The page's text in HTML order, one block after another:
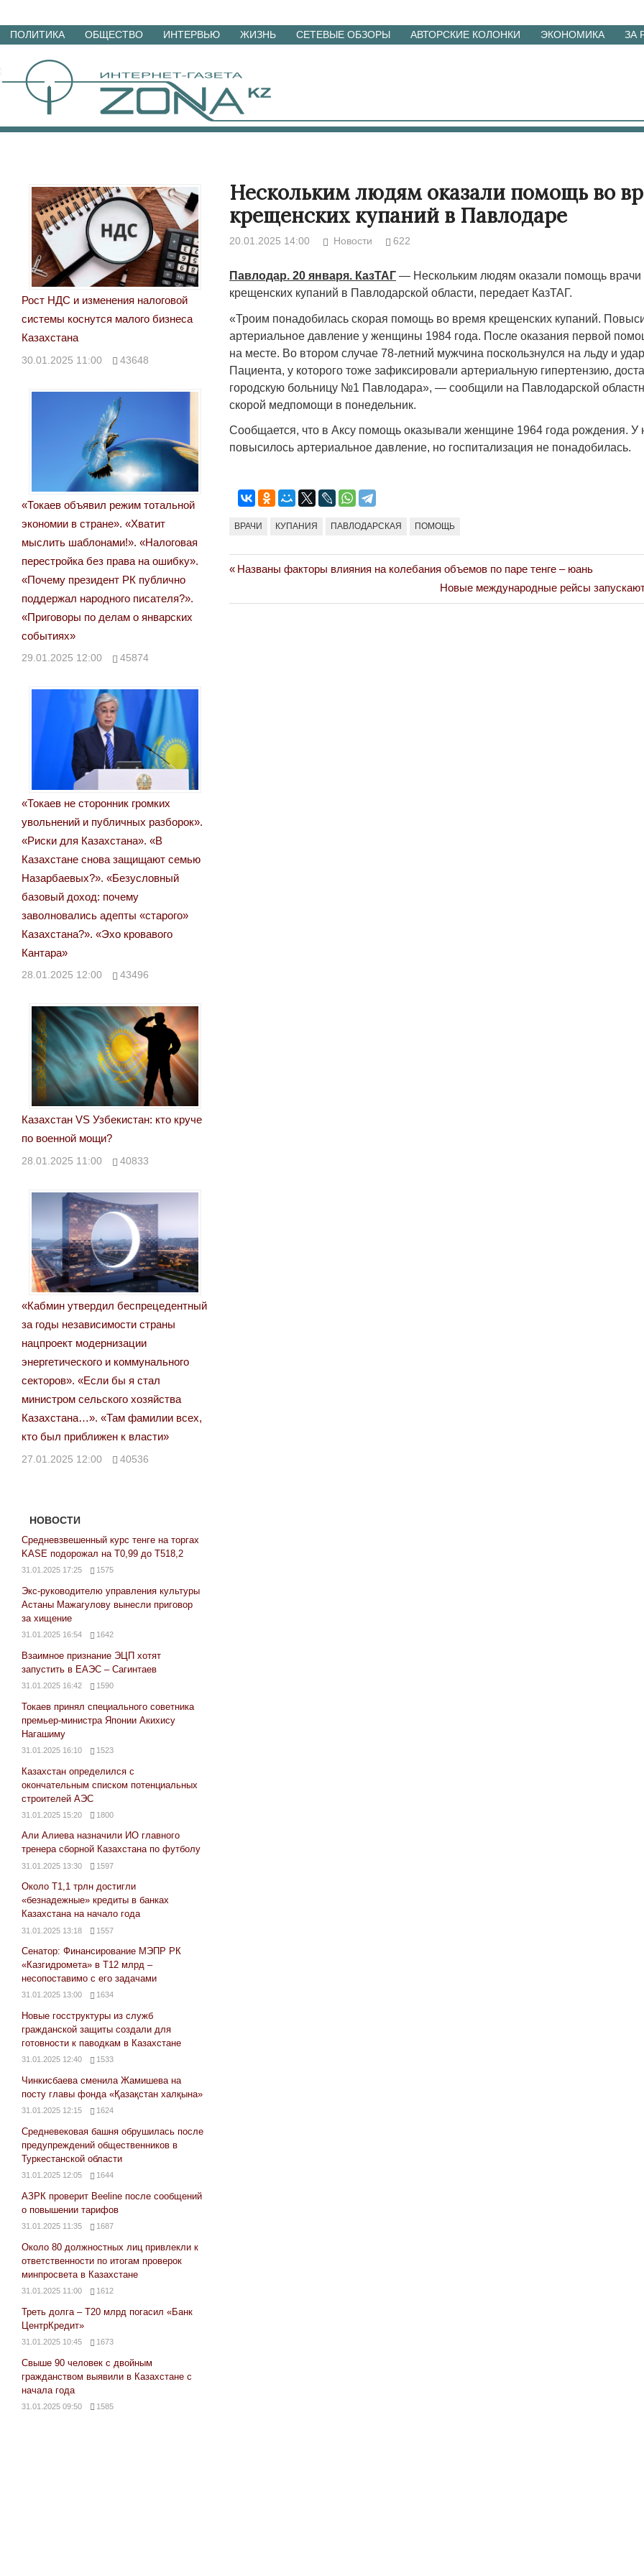
Перейти
материалам
ПОЛИТИКА ОБЩЕСТВО ИНТЕРВЬЮ ЖИЗНЬ СЕТЕВЫЕ ОБЗОРЫ АВТОРСКИЕ КОЛОНКИ ЭКОНОМИКА ЗА
Нескольким людям оказали помощь во
крещенских купаний в Павлодаре
20.01.2025 14:00 Новости 622
Павлодар. 20 января. КазТАГ — Нескольким людям оказали помощь врачи
крещенских купаний в Павлодарской области, передает КазТАГ.
«Троим понадобилась скорая помощь во время крещенских купаний.
артериальное давление у женщины 1984 года. После оказания первой
на месте. Во втором случае 78-летний мужчина поскользнулся на льду и
Пациента, у которого тоже зафиксировали артериальную гипертензию,
городскую больницу №1 Павлодара», — сообщили на Павлодарской
скорой медпомощи в понедельник.
Сообщается, что в Аксу помощь оказывали женщине 1964 года рождения. У
повысилось артериальное давление, но госпитализация не понадобилась.
ВРАЧИ КУПАНИЯ ПАВЛОДАРСКАЯ ПОМОЩЬ
Навигация
по
Previous
Названы факторы влияния на колебания объемов по паре тенге – юань
Next
Post:
Новые международные рейсы
Рост НДС и изменения налоговой
системы коснутся малого бизнеса
Казахстана
30.01.2025 11:00 43648
«Токаев объявил режим тотальной
экономии в стране». «Хватит
мыслить шаблонами!». «Налоговая
перестройка без права на ошибку».
«Почему президент РК публично
поддержал народного писателя?».
«Приговоры по делам о январских
событиях»
29.01.2025 12:00 45874
«Токаев не сторонник громких
увольнений и публичных разборок».
«Риски для Казахстана». «В
Казахстане снова защищают семью
Назарбаевых?». «Безусловный
базовый доход: почему
заволновались адепты «старого»
Казахстана?». «Эхо кровавого
Кантара»
28.01.2025 12:00 43496
Казахстан VS Узбекистан: кто круче
по военной мощи?
28.01.2025 11:00 40833
«Кабмин утвердил беспрецедентный
за годы независимости страны
нацпроект модернизации
энергетического и коммунального
секторов». «Если бы я стал
министром сельского хозяйства
Казахстана…». «Там фамилии всех,
кто был приближен к власти»
27.01.2025 12:00 40536
НОВОСТИ
Средневзвешенный курс тенге на торгах
KASE подорожал на Т0,99 до Т518,2
31.01.2025 17:25 1575
Экс-руководителю управления культуры
Астаны Мажагулову вынесли приговор
за хищение
31.01.2025 16:54 1642
Взаимное признание ЭЦП хотят
запустить в ЕАЭС – Сагинтаев
31.01.2025 16:42 1590
Токаев принял специального советника
премьер-министра Японии Акихису
Нагашиму
31.01.2025 16:10 1523
Казахстан определился с
окончательным списком потенциальных
строителей АЭС
31.01.2025 15:20 1800
Али Алиева назначили ИО главного
тренера сборной Казахстана по футболу
31.01.2025 13:30 1597
Около Т1,1 трлн достигли
«безнадежные» кредиты в банках
Казахстана на начало года
31.01.2025 13:18 1557
Сенатор: Финансирование МЭПР РК
«Казгидромета» в Т12 млрд –
несопоставимо с его задачами
31.01.2025 13:00 1634
Новые госструктуры из служб
гражданской защиты создали для
готовности к паводкам в Казахстане
31.01.2025 12:40 1533
Чинкисбаева сменила Жамишева на
посту главы фонда «Қазақстан халқына»
31.01.2025 12:15 1624
Средневековая башня обрушилась после
предупреждений общественников в
Туркестанской области
31.01.2025 12:05 1644
АЗРК проверит Beeline после сообщений
о повышении тарифов
31.01.2025 11:35 1687
Около 80 должностных лиц привлекли к
ответственности по итогам проверок
минпросвета в Казахстане
31.01.2025 11:00 1612
Треть долга – Т20 млрд погасил «Банк
ЦентрКредит»
31.01.2025 10:45 1673
Свыше 90 человек с двойным
гражданством выявили в Казахстане с
начала года
31.01.2025 09:50 1585
Народ выбрал свет
17.10.2024 17:00 29972
Странная
Дарига не
Авиакомпании
мошенниками